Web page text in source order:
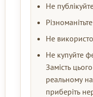
Не
Не
Не купуйте
Замість
реальному
приберіть